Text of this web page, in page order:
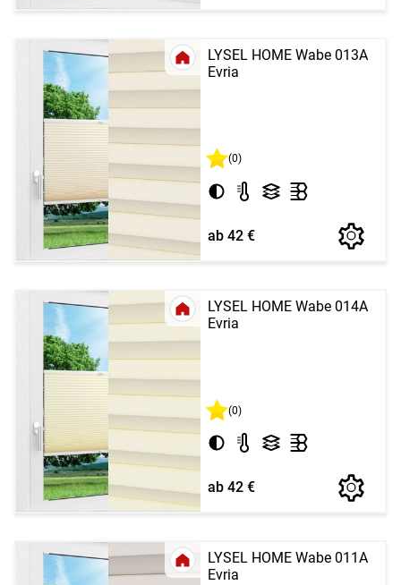
LYSEL HOME Wabe 013A
Evria
(0)
ab 42 €
LYSEL HOME Wabe 014A
Evria
(0)
ab 42 €
LYSEL HOME Wabe 011A
Evria